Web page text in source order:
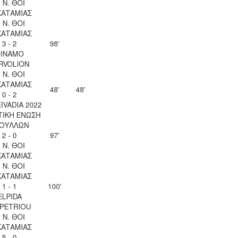
Ν. ΘΟΙ
Ν. ΘΟΙ
3 - 2
98'
Ν. ΘΟΙ
0 - 2
2022
48' 48'
ΕΝΩΣΗ
2 - 0
Ν. ΘΟΙ
97'
Ν. ΘΟΙ
1 - 1
100'
Ν. ΘΟΙ